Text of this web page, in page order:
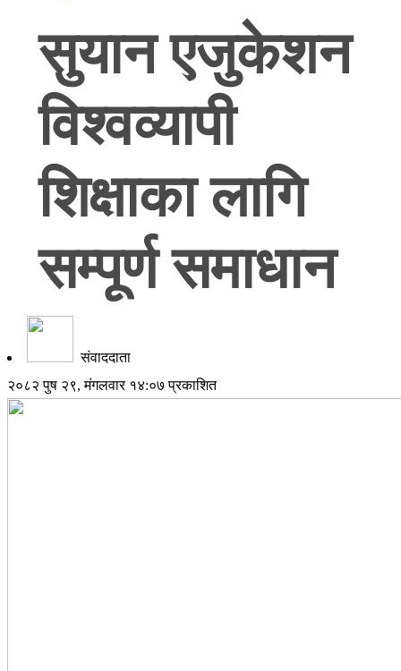
सुयान एजुकेशन
विश्वव्यापी
शिक्षाका लागि
सम्पूर्ण समाधान
संवाददाता
२०८२ पुष २९, मंगलवार १४:०७ प्रकाशित